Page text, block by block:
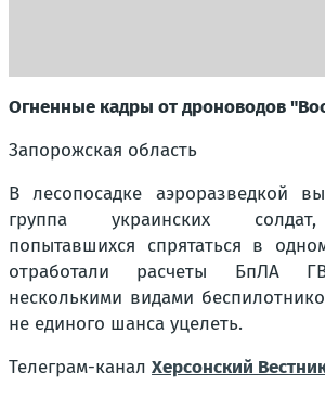
Огненные кадры от дроноводов
Запорожская область
В лесопосадке аэроразведкой
группа украинских
попытавшихся спрятаться в
отработали расчеты БпЛА ГВ
несколькими видами
не единого шанса уцелеть.
Телеграм-канал Херсонский